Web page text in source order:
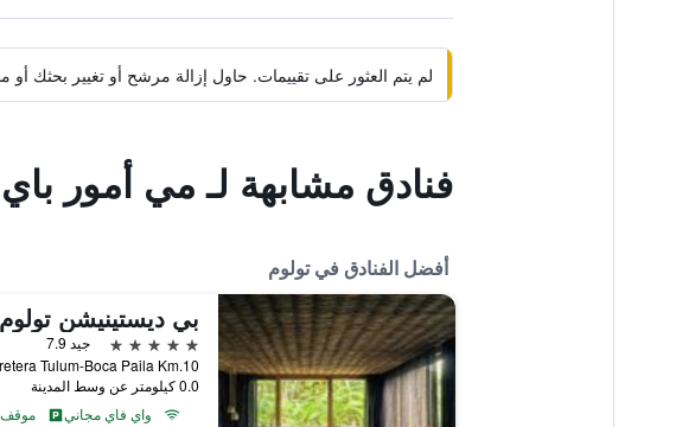
لم يتم العثور على تقييمات. حاول إزالة مرشح أو تغيير بحثك
فنادق مشابهة لـ مي أمور
أفضل الفنادق في تولوم
بي ديستينيشن تولوم
5 نجوم
جيد 7.9
0.0 كيلومتر عن وسط المدينة
واي فاي مجاني
موقف